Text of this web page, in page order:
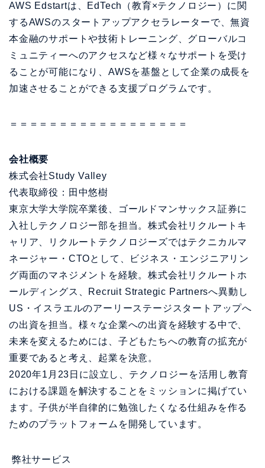
AWS Edstartは、EdTech（教育×テクノロジー）に関
するAWSのスタートアップアクセラレーターで、無資
本金融のサポートや技術トレーニング、グローバルコ
ミュニティーへのアクセスなど様々なサポートを受け
ることが可能になり、AWSを基盤として企業の成長を
加速させることができる支援プログラムです。
＝＝＝＝＝＝＝＝＝＝＝＝＝＝＝＝＝＝
会社概要
株式会社Study Valley
代表取締役：田中悠樹
東京大学大学院卒業後、ゴールドマンサックス証券に
入社しテクノロジー部を担当。株式会社リクルートキ
ャリア、リクルートテクノロジーズではテクニカルマ
ネージャー・CTOとして、ビジネス・エンジニアリン
グ両面のマネジメントを経験。株式会社リクルートホ
ールディングス、Recruit Strategic Partnersへ異動し
US・イスラエルのアーリーステージスタートアップへ
の出資を担当。様々な企業への出資を経験する中で、
未来を変えるためには、子どもたちへの教育の拡充が
重要であると考え、起業を決意。
2020年1月23日に設立し、テクノロジーを活用し教育
における課題を解決することをミッションに掲げてい
ます。子供が半自律的に勉強したくなる仕組みを作る
ためのプラットフォームを開発しています。
弊社サービス